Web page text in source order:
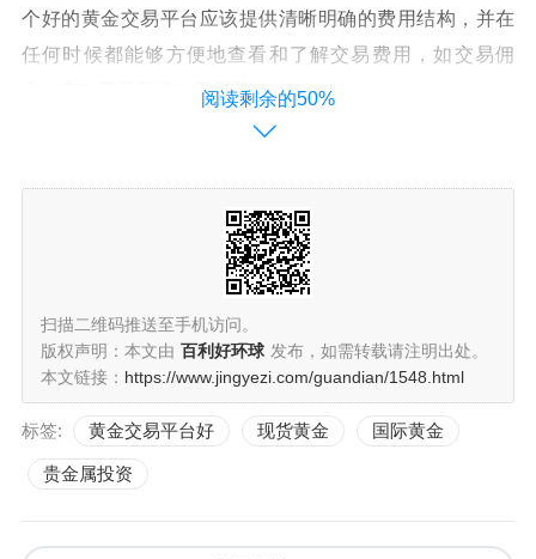
个好的黄金交易平台应该提供清晰明确的费用结构，并在
任何时候都能够方便地查看和了解交易费用，如交易佣
金、存款费用和提款费用等。
一个优秀的黄金交易平台应该提供多种交易工具和功能，
以满足不同投资者的需求。这包括实时行情报价、图表分
析工具、交易订单类型（如市价单、限价单、止盈止损单
等）以及易于使用的界面等。
4.客户支持
良好的客户支持是一个黄金交易平台的重要特点之一。投
资者需要确保平台提供多种联系方式，并能及时回应和解
决用户的问题和疑虑。此外，提供教育资源和培训材料也
有助于投资者提升自己的交易技能。
阅读剩余的50%
扫描二维码推送至手机访问。
版权声明：本文由 百利好环球 发布，如需转载请注明出处。
本文链接： https://www.jingyezi.com/guandian/1548.html
标签: 黄金交易平台好 现货黄金 国际黄金
贵金属投资